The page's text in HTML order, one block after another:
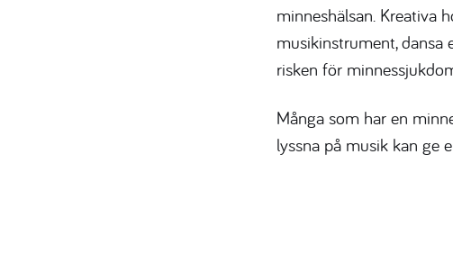
minneshälsan. Kreativa
musikinstrument, dansa
risken för
Många som har en
lyssna på musik kan ge